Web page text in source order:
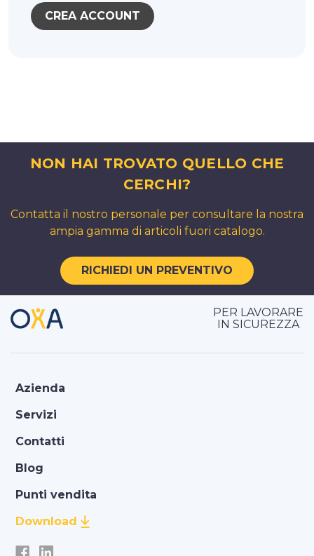
CREA ACCOUNT
NON HAI TROVATO QUELLO CHE
CERCHI?
Contatta il nostro personale per consultare la nostra
ampia gamma di articoli fuori catalogo.
RICHIEDI UN PREVENTIVO
PER LAVORARE
IN SICUREZZA
Azienda
Servizi
Contatti
Blog
Punti vendita
Download